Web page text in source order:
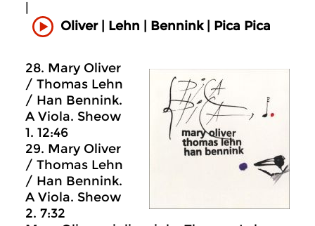
Oliver | Lehn | Bennink | Pica Pica
28. Mary Oliver
/ Thomas Lehn
/ Han Bennink.
A Viola. Sheow
1. 12:46
29. Mary Oliver
/ Thomas Lehn
/ Han Bennink.
A Viola. Sheow
2. 7:32